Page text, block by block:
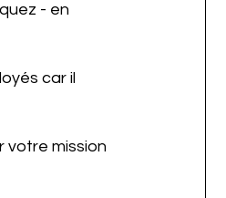
- en
car il
votre mission